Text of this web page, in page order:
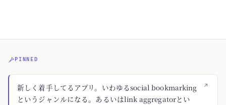
PINNED
↗
新しく着手してるアプリ。いわゆるsocial bookmarking
というジャンルになる。あるいはlink aggregatorとい